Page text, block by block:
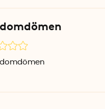
x 30,5 x 11 cm
Återvunnen plast, BPA-fri